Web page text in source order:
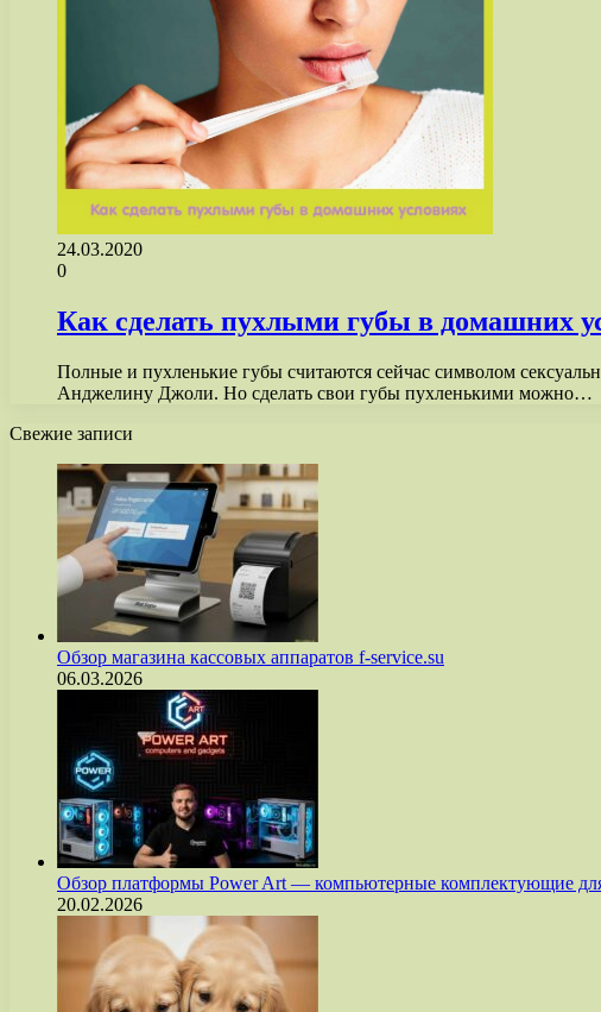
24.03.2020
0
Как сделать пухлыми губы в домашних
Полные и пухленькие губы считаются сейчас символом
Анджелину Джоли. Но сделать свои губы пухленькими можно…
Свежие записи
Обзор магазина кассовых аппаратов f-service.su
06.03.2026
Обзор платформы Power Art — компьютерные комплектующие
20.02.2026